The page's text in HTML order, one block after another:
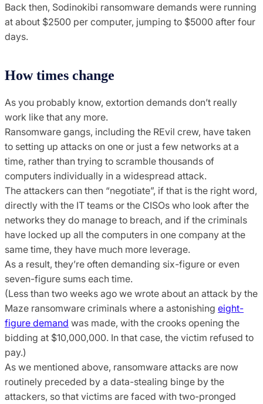
Back then, Sodinokibi ransomware demands were running
at about $2500 per computer, jumping to $5000 after four
days.
How times change
As you probably know, extortion demands don’t really
work like that any more.
Ransomware gangs, including the REvil crew, have taken
to setting up attacks on one or just a few networks at a
time, rather than trying to scramble thousands of
computers individually in a widespread attack.
The attackers can then “negotiate”, if that is the right word,
directly with the IT teams or the CISOs who look after the
networks they do manage to breach, and if the criminals
have locked up all the computers in one company at the
same time, they have much more leverage.
As a result, they’re often demanding six-figure or even
seven-figure sums each time.
(Less than two weeks ago we wrote about an attack by the
Maze ransomware criminals where a astonishing eight-
figure demand was made, with the crooks opening the
bidding at $10,000,000. In that case, the victim refused to
pay.)
As we mentioned above, ransomware attacks are now
routinely preceded by a data-stealing binge by the
attackers, so that victims are faced with two-pronged